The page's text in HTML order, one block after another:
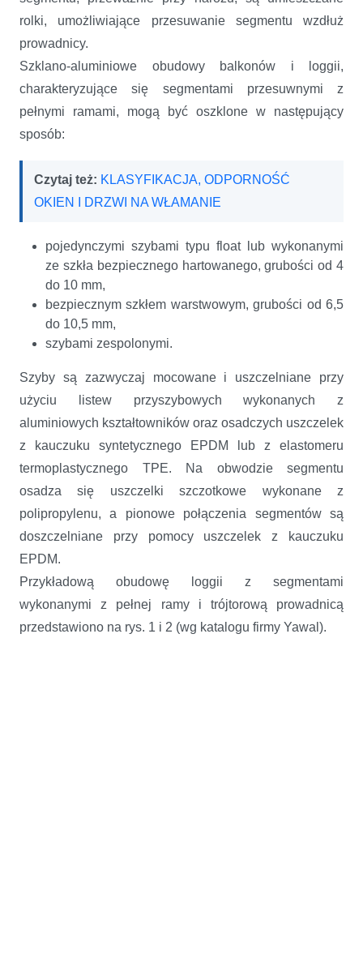
rolki, umożliwiające przesuwanie segmentu wzdłuż
prowadnicy.
Szklano-aluminiowe obudowy balkonów i loggii,
charakteryzujące się segmentami przesuwnymi z
pełnymi ramami, mogą być oszklone w następujący
sposób:
Czytaj też: KLASYFIKACJA, ODPORNOŚĆ
OKIEN I DRZWI NA WŁAMANIE
pojedynczymi szybami typu float lub wykonanymi
ze szkła bezpiecznego hartowanego, grubości od 4
do 10 mm,
bezpiecznym szkłem warstwowym, grubości od 6,5
do 10,5 mm,
szybami zespolonymi.
Szyby są zazwyczaj mocowane i uszczelniane przy
użyciu listew przyszybowych wykonanych z
aluminiowych kształtowników oraz osadczych uszczelek
z kauczuku syntetycznego EPDM lub z elastomeru
termoplastycznego TPE. Na obwodzie segmentu
osadza się uszczelki szczotkowe wykonane z
polipropylenu, a pionowe połączenia segmentów są
doszczelniane przy pomocy uszczelek z kauczuku
EPDM.
Przykładową obudowę loggii z segmentami
wykonanymi z pełnej ramy i trójtorową prowadnicą
przedstawiono na rys. 1 i 2 (wg katalogu firmy Yawal).